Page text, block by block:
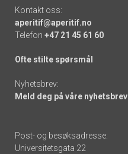
Kontakt oss:
aperitif@aperitif.no
Telefon +47 21 45 61 60
Ofte stilte spørsmål
Nyhetsbrev:
Meld deg på våre nyhetsbrev
Post- og besøksadresse:
Universitetsgata 22